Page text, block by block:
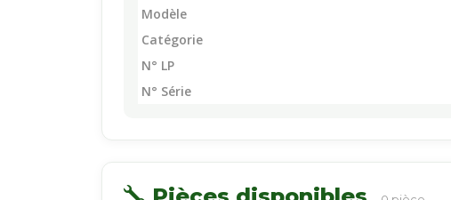
Modèle
Catégorie
N° LP
N° Série